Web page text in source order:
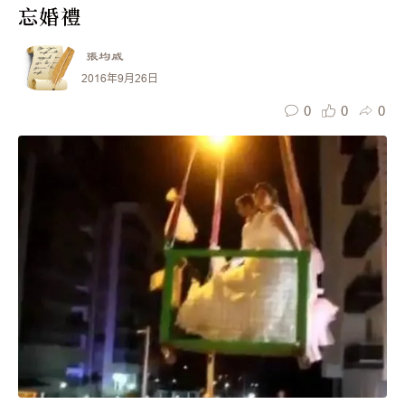
忘婚禮
張均威
2016年9月26日
0 0 0